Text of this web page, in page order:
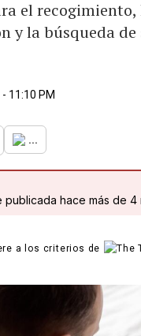
el recogimiento,
y la búsqueda
11:10 PM
...
publicada hace más de 4
a los criterios de